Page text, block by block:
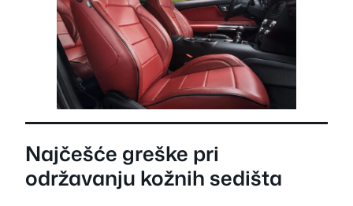
Najčešće greške pri
održavanju kožnih sedišta